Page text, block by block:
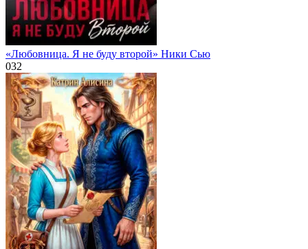
«Любовница. Я не буду второй» Ники Сью
032